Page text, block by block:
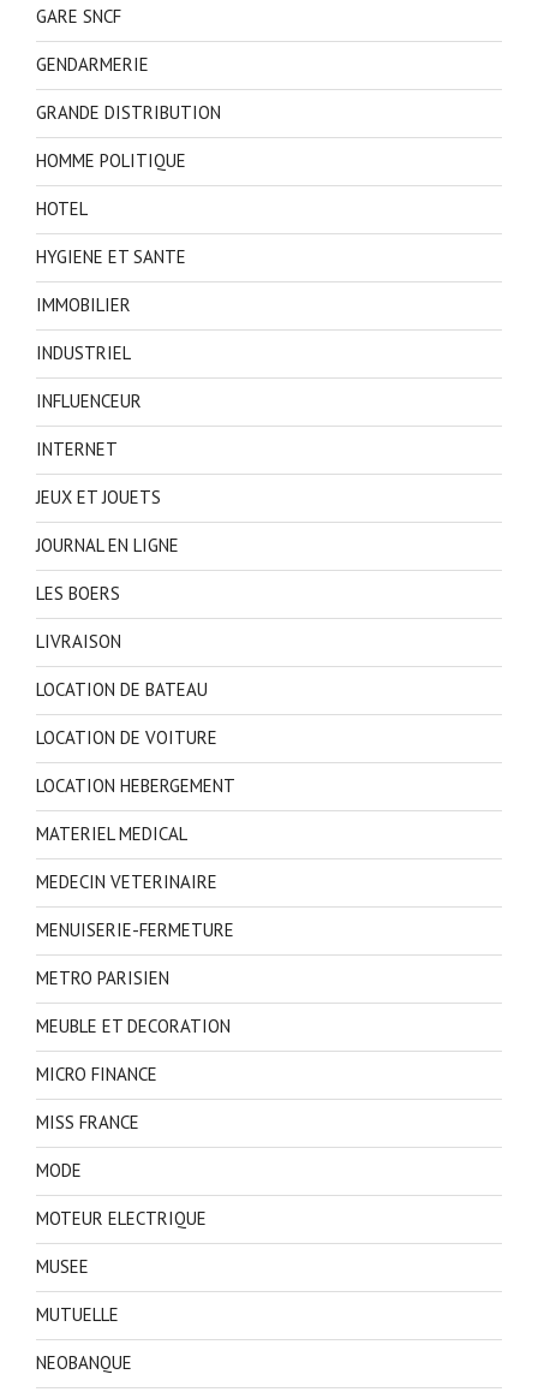
GARE SNCF
GENDARMERIE
GRANDE DISTRIBUTION
HOMME POLITIQUE
HOTEL
HYGIENE ET SANTE
IMMOBILIER
INDUSTRIEL
INFLUENCEUR
INTERNET
JEUX ET JOUETS
JOURNAL EN LIGNE
LES BOERS
LIVRAISON
LOCATION DE BATEAU
LOCATION DE VOITURE
LOCATION HEBERGEMENT
MATERIEL MEDICAL
MEDECIN VETERINAIRE
MENUISERIE-FERMETURE
METRO PARISIEN
MEUBLE ET DECORATION
MICRO FINANCE
MISS FRANCE
MODE
MOTEUR ELECTRIQUE
MUSEE
MUTUELLE
NEOBANQUE